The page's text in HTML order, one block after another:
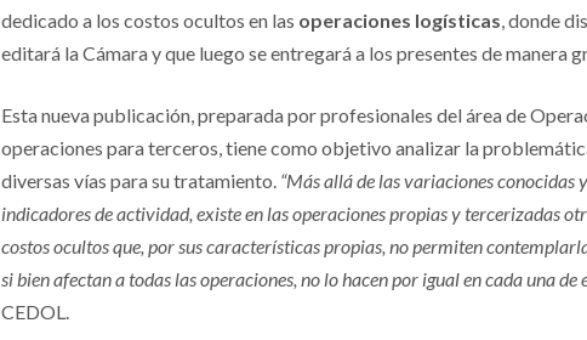
dedicado a los costos ocultos en las operaciones logísticas , donde
editará la Cámara y que luego se entregará a los presentes de manera
Esta nueva publicación, preparada por profesionales del área de
operaciones para terceros, tiene como objetivo analizar la
diversas vías para su tratamiento. “Más allá de las variaciones conocidas
indicadores de actividad, existe en las operaciones propias y tercerizadas
costos ocultos que, por sus características propias, no permiten
si bien afectan a todas las operaciones, no lo hacen por igual en cada una de
CEDOL.